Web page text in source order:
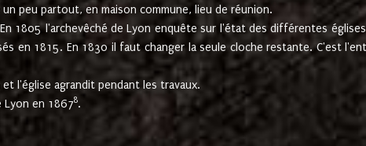
peu partout, en maison commune, lieu de réunion.
1805 l'archevêché de Lyon enquête sur l'état des différentes
en 1815. En 1830 il faut changer la seule cloche restante. C'est
l'église agrandit pendant les travaux.
Lyon en 18678.